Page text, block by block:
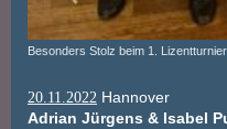
Besonders Stolz beim 1.
20.11.2022 Hannover
Adrian Jürgens & Isabel